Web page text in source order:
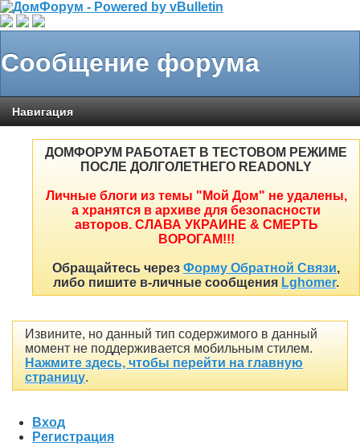
Сообщение форума
Навигация
ДОМФОРУМ РАБОТАЕТ В ТЕСТОВОМ РЕЖИМЕ
ПОСЛЕ ДОЛГОЛЕТНЕГО READONLY
Личные блоги из темы "Мой Дом" не удалены,
а хранятся в архиве для безопасности
авторов. СЛАВА УКРАИНЕ & СМЕРТЬ
ВОРОГАМ!!!
Обращайтесь через Форму Обратной Связи,
либо пишите в-личные сообщения Lghomer.
Извините, но данный тип содержимого в данный
момент не поддерживается мобильным стилем.
Нажмите здесь, чтобы перейти на главную
страницу.
Вход
Регистрация